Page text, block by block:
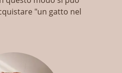
"un gatto nel